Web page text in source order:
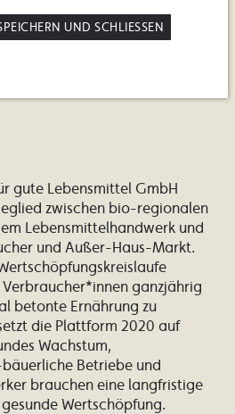
gute Lebensmittel GmbH
zwischen bio-regionalen
Lebensmittelhandwerk und
und Außer-Haus-Markt.
ganzjährig
betonte Ernährung zu
die Plattform 2020 auf
Wachstum,
Betriebe und
brauchen eine langfristige
Wertschöpfung.
UND SCHLIESSEN